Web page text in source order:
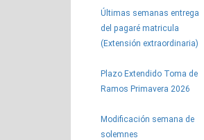
Últimas semanas entrega
del pagaré matricula
(Extensión extraordinaria)
Plazo Extendido Toma de
Ramos Primavera 2026
Modificación semana de
solemnes